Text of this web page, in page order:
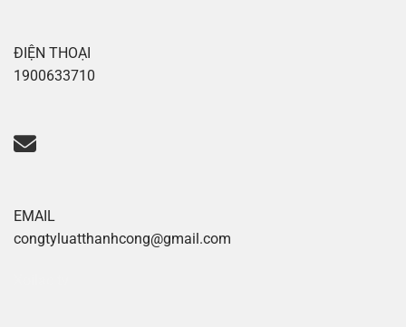
ĐIỆN THOẠI
1900633710
EMAIL
congtyluatthanhcong@gmail.com